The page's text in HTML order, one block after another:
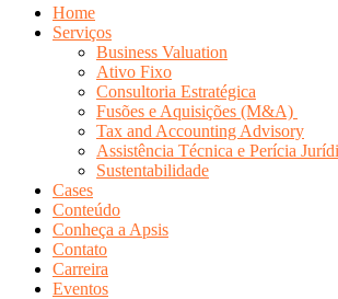
Home
Serviços
Business Valuation
Ativo Fixo
Consultoria Estratégica
Fusões e Aquisições (M&A)
Tax and Accounting Advisory
Assistência Técnica e Perícia
Sustentabilidade
Cases
Conteúdo
Conheça a Apsis
Contato
Carreira
Eventos